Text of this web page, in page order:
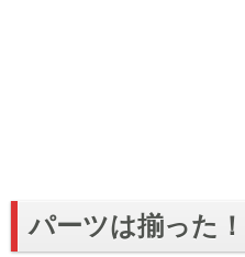
パーツは揃った！